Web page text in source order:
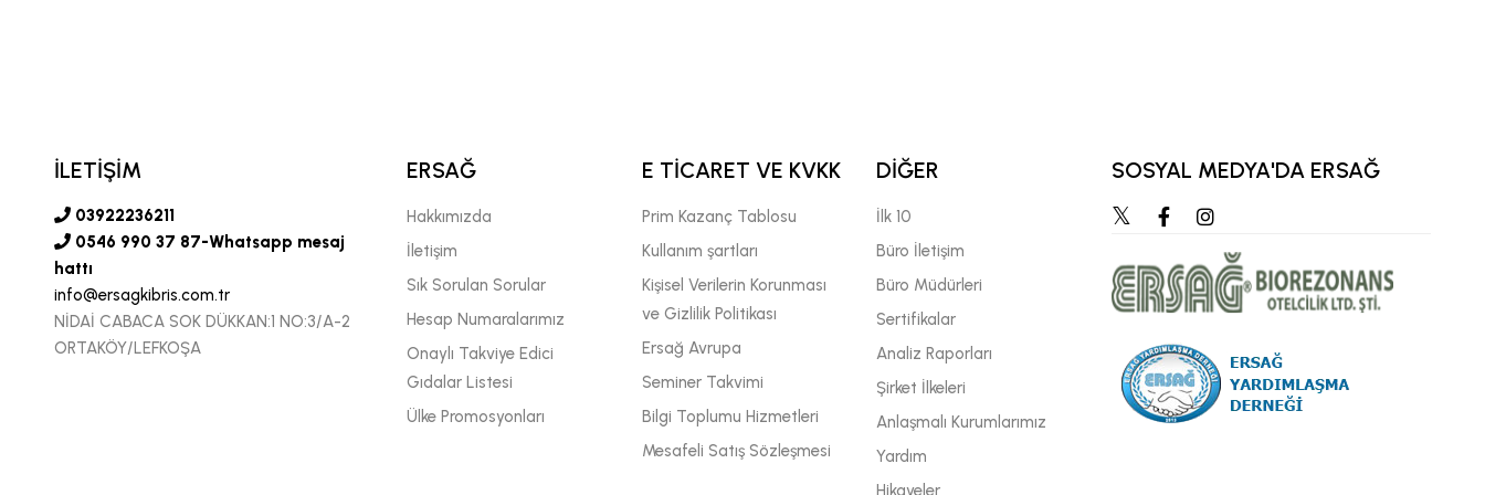
İLETİŞİM
03922236211
0546 990 37 87-Whatsapp mesaj
hattı
info@ersagkibris.com.tr
NİDAİ CABACA SOK DÜKKAN:1 NO:3/A-2
ORTAKÖY/LEFKOŞA
ERSAĞ
Hakkımızda
İletişim
Sık Sorulan Sorular
Hesap Numaralarımız
Onaylı Takviye Edici
Gıdalar Listesi
Ülke Promosyonları
E TİCARET VE KVKK
Prim Kazanç Tablosu
Kullanım şartları
Kişisel Verilerin Korunması
ve Gizlilik Politikası
Ersağ Avrupa
Seminer Takvimi
Bilgi Toplumu Hizmetleri
Mesafeli Satış Sözleşmesi
DİĞER
İlk 10
Büro İletişim
Büro Müdürleri
Sertifikalar
Analiz Raporları
Şirket İlkeleri
Anlaşmalı Kurumlarımız
Yardım
Hikayeler
SOSYAL MEDYA'DA ERSAĞ